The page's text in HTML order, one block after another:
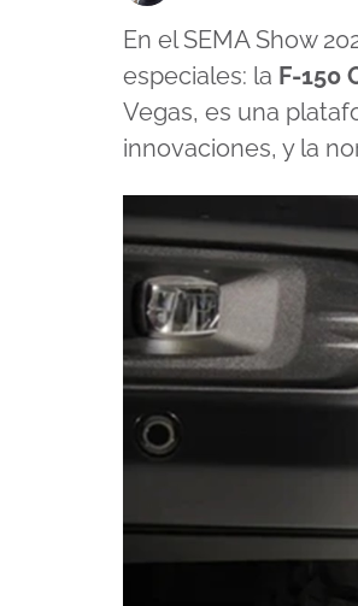
En el SEMA Show
especiales: la F-150
Vegas, es una
innovaciones, y la